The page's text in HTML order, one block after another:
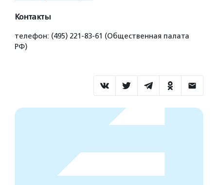
Контакты
телефон: (495) 221-83-61 (Общественная палата
РФ)